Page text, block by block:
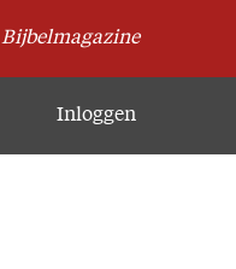
Bijbelmagazine
Inloggen